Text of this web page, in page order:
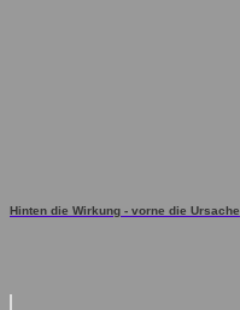
Hinten die Wirkung - vorne die Ursache